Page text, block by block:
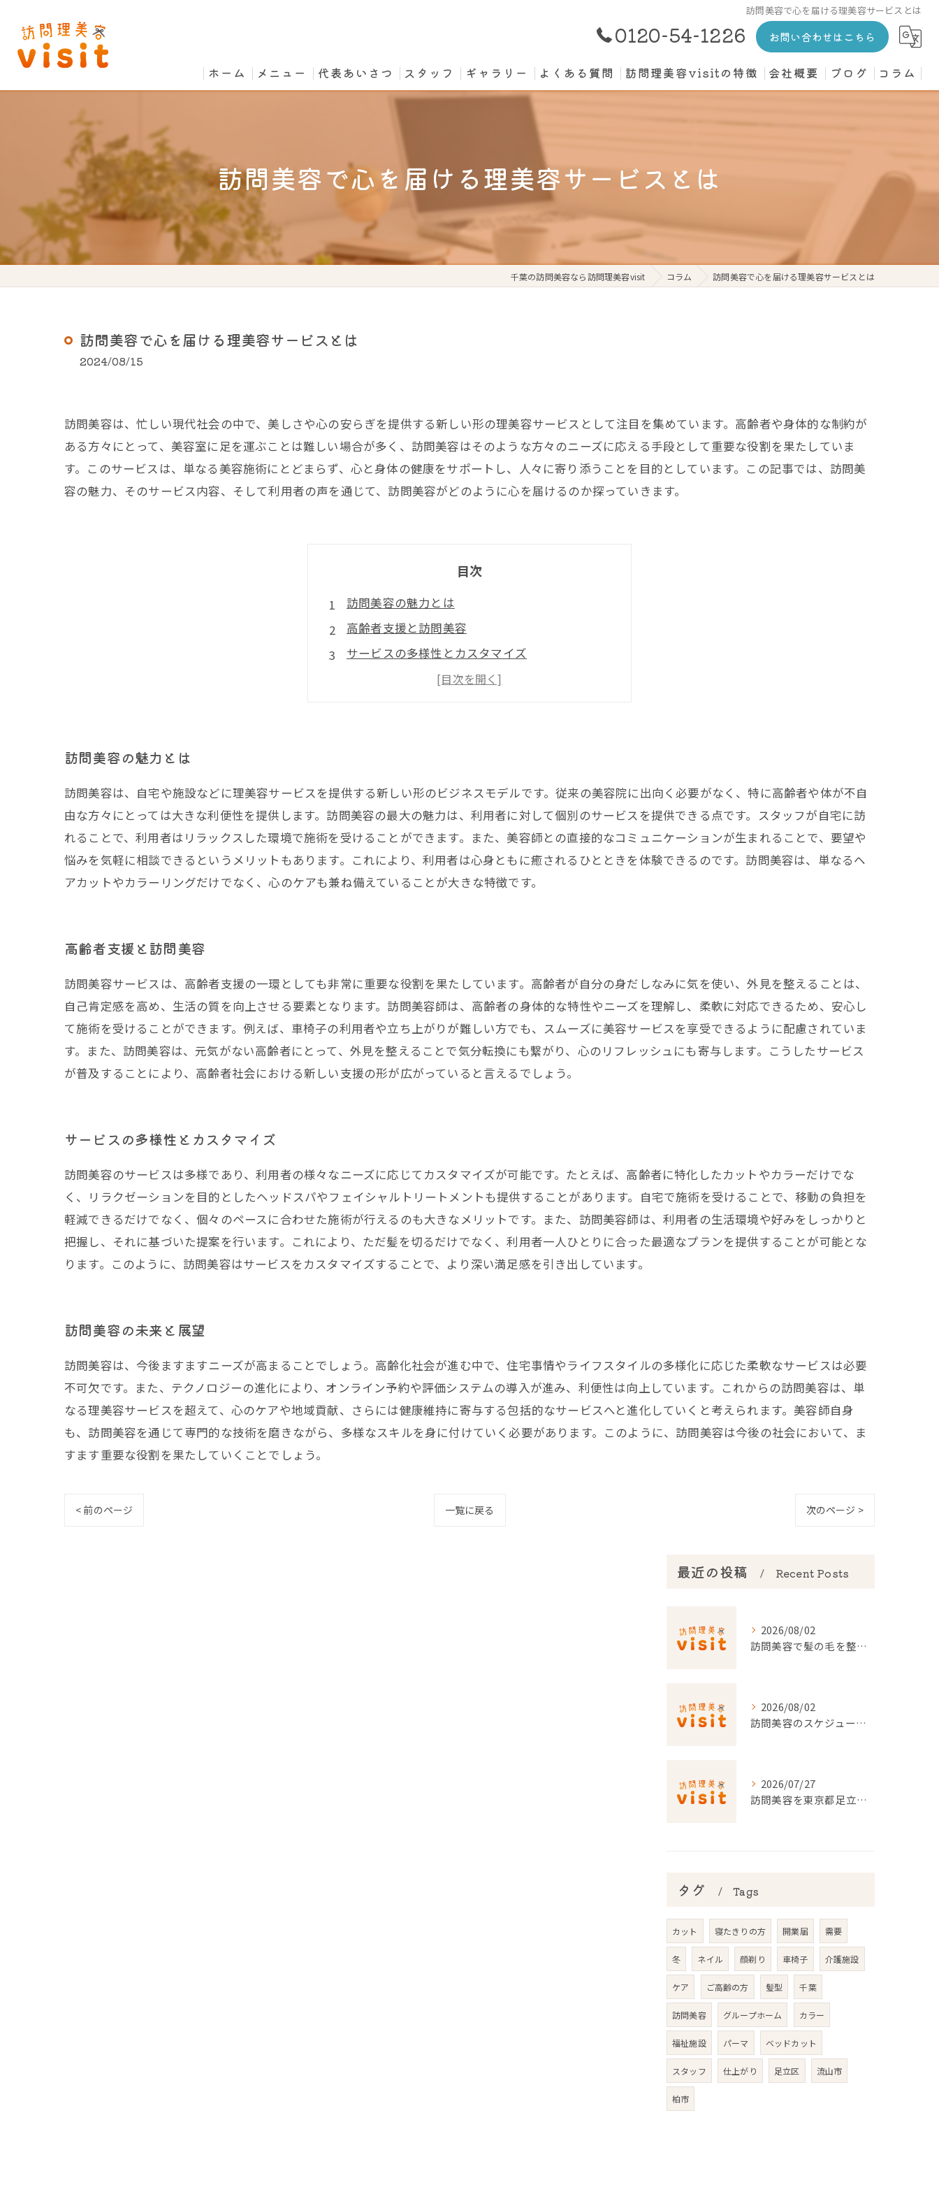
訪問美容で心を届ける理美容サービスとは
0120-54-1226 お問い合わせはこちら
ホーム メニュー 代表あいさつ スタッフ ギャラリー よくある質問 訪問理美容visitの特徴
高齢者
寝たきり
個人宅
会社概要 ブログ コラム
訪問美容で心を届ける理美容サービスとは
千葉の訪問美容なら訪問理美容visit コラム 訪問美容で心を届ける理美容サービスとは
訪問美容で心を届ける理美容サービスとは
2024/08/15
訪問美容は、忙しい現代社会の中で、美しさや心の安らぎを提供する新しい形の理美容サービスとして注目を集めています。高齢者や身体的な制約が
ある方々にとって、美容室に足を運ぶことは難しい場合が多く、訪問美容はそのような方々のニーズに応える手段として重要な役割を果たしていま
す。このサービスは、単なる美容施術にとどまらず、心と身体の健康をサポートし、人々に寄り添うことを目的としています。この記事では、訪問美
容の魅力、そのサービス内容、そして利用者の声を通じて、訪問美容がどのように心を届けるのか探っていきます。
目次
訪問美容の魅力とは
高齢者支援と訪問美容
サービスの多様性とカスタマイズ
訪問美容の未来と展望
訪問美容の魅力とは
訪問美容は、自宅や施設などに理美容サービスを提供する新しい形のビジネスモデルです。従来の美容院に出向く必要がなく、特に高齢者や体が不自
由な方々にとっては大きな利便性を提供します。訪問美容の最大の魅力は、利用者に対して個別のサービスを提供できる点です。スタッフが自宅に訪
れることで、利用者はリラックスした環境で施術を受けることができます。また、美容師との直接的なコミュニケーションが生まれることで、要望や
悩みを気軽に相談できるというメリットもあります。これにより、利用者は心身ともに癒されるひとときを体験できるのです。訪問美容は、単なるヘ
アカットやカラーリングだけでなく、心のケアも兼ね備えていることが大きな特徴です。
高齢者支援と訪問美容
訪問美容サービスは、高齢者支援の一環としても非常に重要な役割を果たしています。高齢者が自分の身だしなみに気を使い、外見を整えることは、
自己肯定感を高め、生活の質を向上させる要素となります。訪問美容師は、高齢者の身体的な特性やニーズを理解し、柔軟に対応できるため、安心し
て施術を受けることができます。例えば、車椅子の利用者や立ち上がりが難しい方でも、スムーズに美容サービスを享受できるように配慮されていま
す。また、訪問美容は、元気がない高齢者にとって、外見を整えることで気分転換にも繋がり、心のリフレッシュにも寄与します。こうしたサービス
が普及することにより、高齢者社会における新しい支援の形が広がっていると言えるでしょう。
サービスの多様性とカスタマイズ
訪問美容のサービスは多様であり、利用者の様々なニーズに応じてカスタマイズが可能です。たとえば、高齢者に特化したカットやカラーだけでな
く、リラクゼーションを目的としたヘッドスパやフェイシャルトリートメントも提供することがあります。自宅で施術を受けることで、移動の負担を
軽減できるだけでなく、個々のペースに合わせた施術が行えるのも大きなメリットです。また、訪問美容師は、利用者の生活環境や好みをしっかりと
把握し、それに基づいた提案を行います。これにより、ただ髪を切るだけでなく、利用者一人ひとりに合った最適なプランを提供することが可能とな
ります。このように、訪問美容はサービスをカスタマイズすることで、より深い満足感を引き出しています。
訪問美容の未来と展望
訪問美容は、今後ますますニーズが高まることでしょう。高齢化社会が進む中で、住宅事情やライフスタイルの多様化に応じた柔軟なサービスは必要
不可欠です。また、テクノロジーの進化により、オンライン予約や評価システムの導入が進み、利便性は向上しています。これからの訪問美容は、単
なる理美容サービスを超えて、心のケアや地域貢献、さらには健康維持に寄与する包括的なサービスへと進化していくと考えられます。美容師自身
も、訪問美容を通じて専門的な技術を磨きながら、多様なスキルを身に付けていく必要があります。このように、訪問美容は今後の社会において、ま
すます重要な役割を果たしていくことでしょう。
< 前のページ 一覧に戻る 次のページ >
最近の投稿 Recent Posts
2026/08/02
訪問美容で髪の毛を整える事前準備と安心料金ポイントを徹底解説
2026/08/02
訪問美容のスケジュール調整を東京都でスムーズに行うポイント
2026/07/27
訪問美容を東京都足立区で利用するための申請条件と手続き徹底ガイド
タグ Tags
カット 寝たきりの方 開業届 需要
冬 ネイル 顔剃り 車椅子 介護施設
ケア ご高齢の方 髪型 千葉
訪問美容 グループホーム カラー
福祉施設 パーマ ベッドカット
スタッフ 仕上がり 足立区 流山市
柏市